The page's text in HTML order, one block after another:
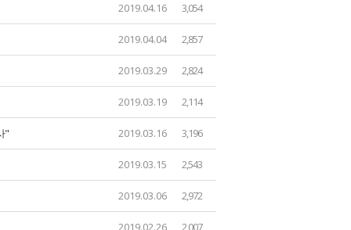
2019.04.16 3,054
2019.04.04 2,857
2019.03.29 2,824
2019.03.19 2,114
" 2019.03.16 3,196
2019.03.15 2,543
2019.03.06 2,972
2019.02.26 2,007